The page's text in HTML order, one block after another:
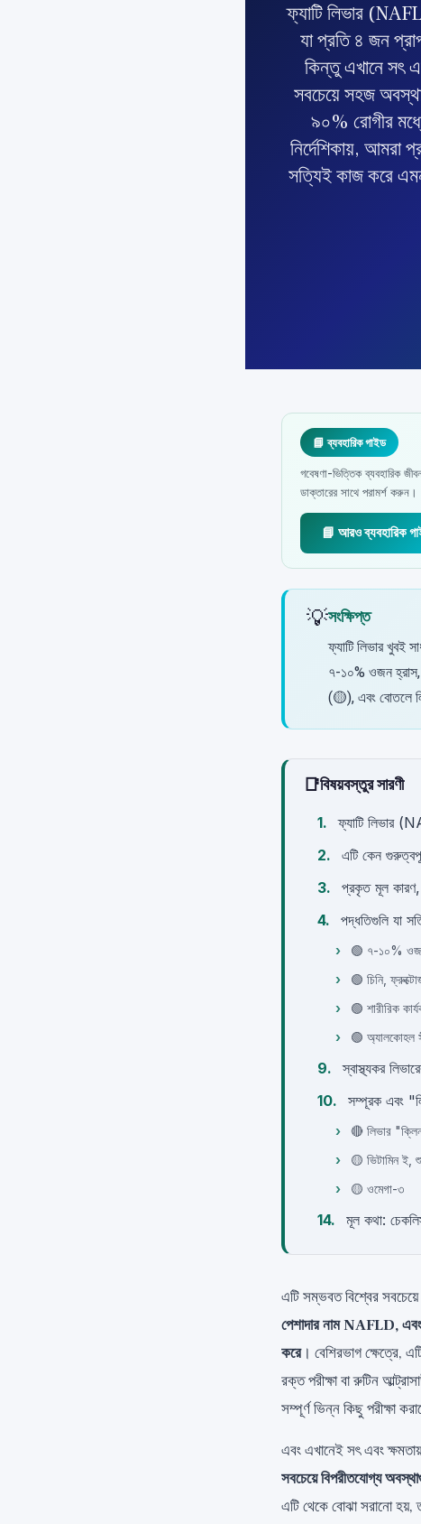
ফ্যাটি লিভার
যা প্রতি ৪ জন
কিন্তু এখানে সৎ
সবচেয়ে সহজ
৯০% রোগীর
নির্দেশিকায়, আমরা
সত্যিই কাজ করে এমন
📘 ব্যবহারিক গাইড
গবেষণা-ভিত্তিক ব্যবহারিক
ডাক্তারের সাথে পরামর্শ করুন।
📘 আরও ব্যবহারিক
💡সংক্ষিপ্ত
ফ্যাটি লিভার খুবই
৭-১০% ওজন হ্রাস,
(🟡), এবং বোতলে
📑বিষয়বস্তুর সারণী
ফ্যাটি লিভার
এটি কেন
প্রকৃত মূল কারণ,
পদ্ধতিগুলি যা
🟢 ৭-১০%
🟢 চিনি,
🟢 শারীরিক
🟢 অ্যালকোহল
স্বাস্থ্যকর
সম্পূরক এবং
🔴 লিভার
🟡 ভিটামিন ই,
🟡 ওমেগা-৩
মূল কথা:
এটি সম্ভবত বিশ্বের
পেশাদার নাম NAFLD,
করে। বেশিরভাগ ক্ষেত্রে,
রক্ত পরীক্ষা বা রুটিন
সম্পূর্ণ ভিন্ন কিছু পরীক্ষা
এবং এখানেই সৎ এবং
সবচেয়ে বিপরীতযোগ্য
এটি থেকে বোঝা সরানো হয়,